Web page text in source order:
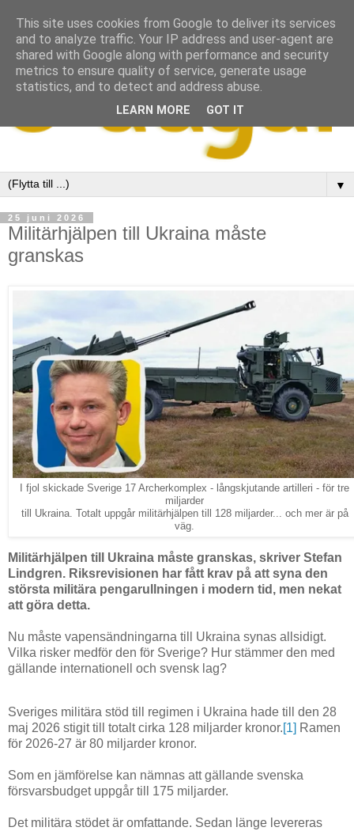
▼
25 juni 2026
Militärhjälpen till Ukraina måste
granskas
I fjol skickade Sverige 17 Archerkomplex - långskjutande artilleri - för tre
miljarder
till Ukraina. Totalt uppgår militärhjälpen till 128 miljarder... och mer är på
väg.
Militärhjälpen till Ukraina måste granskas, skriver Stefan
Lindgren. Riksrevisionen har fått krav på att syna den
största militära pengarullningen i modern tid, men nekat
att göra detta.
Nu måste vapensändningarna till Ukraina synas allsidigt.
Vilka risker medför den för Sverige? Hur stämmer den med
gällande internationell och svensk lag?
Sveriges militära stöd till regimen i Ukraina hade till den 28
maj 2026 stigit till totalt cirka 128 miljarder kronor.[1] Ramen
för 2026-27 är 80 miljarder kronor.
Som en jämförelse kan nämnas att gällande svenska
försvarsbudget uppgår till 175 miljarder.
Det militära stödet är omfattande. Sedan länge levereras
This site uses cookies from Google to deliver its services
and to analyze traffic. Your IP address and user-agent are
shared with Google along with performance and security
metrics to ensure quality of service, generate usage
statistics, and to detect and address abuse.
LEARN MORE GOT IT